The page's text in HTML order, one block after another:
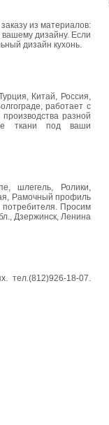
из материалов:
вашему дизайну. Если
дизайн кухонь.
Китай, Россия,
работает с
разной
ткани под ваши
шлегель, Ролики,
Рамочный профиль
Просим
Дзержинск, Ленина
тел.(812)926-18-07.